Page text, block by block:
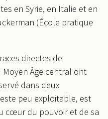
en Syrie, en Italie et en
(École pratique
directes de
Moyen Âge central ont
dans deux
peu exploitable, est
cœur du pouvoir et de sa